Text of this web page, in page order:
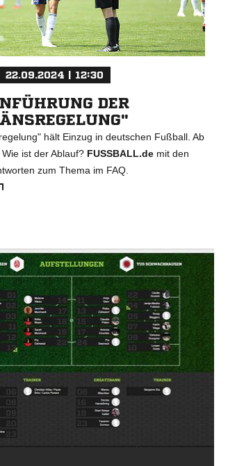
22.09.2024 | 12:30
DER
hält Einzug in deutschen Fußball. Ab
ist der Ablauf? FUSSBALL.demit den
zum Thema im FAQ.